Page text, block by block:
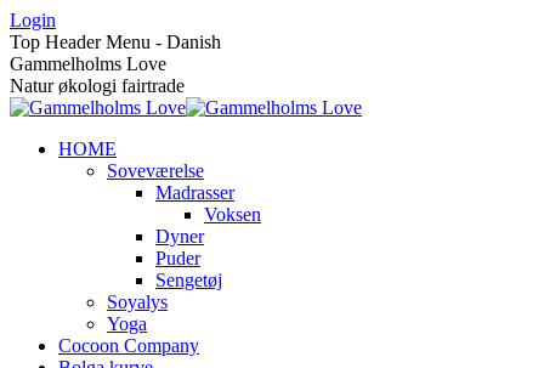
Skip
to
content
Login
Top Header Menu - Danish
Gammelholms Love
Natur økologi fairtrade
HOME
Soveværelse
Madrasser
Voksen
Dyner
Puder
Sengetøj
Soyalys
Yoga
Cocoon Company